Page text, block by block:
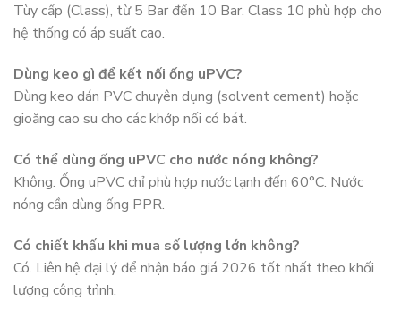
Tùy cấp (Class), từ 5 Bar đến 10 Bar. Class 10 phù hợp cho
hệ thống có áp suất cao.
Dùng keo gì để kết nối ống uPVC?
Dùng keo dán PVC chuyên dụng (solvent cement) hoặc
gioăng cao su cho các khớp nối có bát.
Có thể dùng ống uPVC cho nước nóng không?
Không. Ống uPVC chỉ phù hợp nước lạnh đến 60°C. Nước
nóng cần dùng ống PPR.
Có chiết khấu khi mua số lượng lớn không?
Có. Liên hệ đại lý để nhận báo giá 2026 tốt nhất theo khối
lượng công trình.